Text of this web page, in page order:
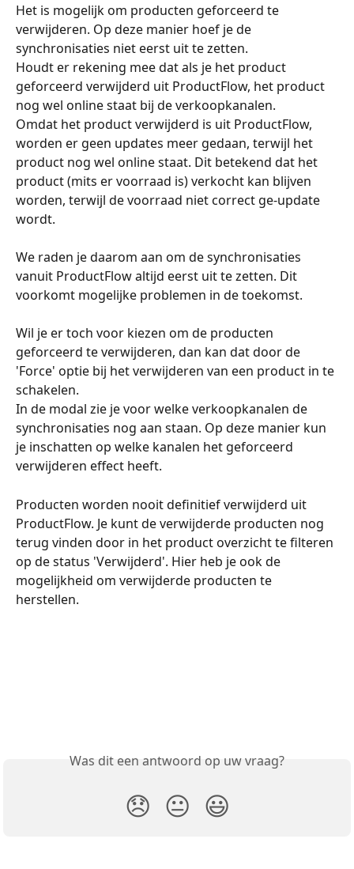
Het is mogelijk om producten geforceerd te
verwijderen. Op deze manier hoef je de
synchronisaties niet eerst uit te zetten.
Houdt er rekening mee dat als je het product
geforceerd verwijderd uit ProductFlow, het product
nog wel online staat bij de verkoopkanalen.
Omdat het product verwijderd is uit ProductFlow,
worden er geen updates meer gedaan, terwijl het
product nog wel online staat. Dit betekend dat het
product (mits er voorraad is) verkocht kan blijven
worden, terwijl de voorraad niet correct ge-update
wordt.
We raden je daarom aan om de synchronisaties
vanuit ProductFlow altijd eerst uit te zetten. Dit
voorkomt mogelijke problemen in de toekomst.
Wil je er toch voor kiezen om de producten
geforceerd te verwijderen, dan kan dat door de
'Force' optie bij het verwijderen van een product in te
schakelen.
In de modal zie je voor welke verkoopkanalen de
synchronisaties nog aan staan. Op deze manier kun
je inschatten op welke kanalen het geforceerd
verwijderen effect heeft.
Producten worden nooit definitief verwijderd uit
ProductFlow. Je kunt de verwijderde producten nog
terug vinden door in het product overzicht te filteren
op de status 'Verwijderd'. Hier heb je ook de
mogelijkheid om verwijderde producten te
herstellen.
Was dit een antwoord op uw vraag?
😞 😐 😃